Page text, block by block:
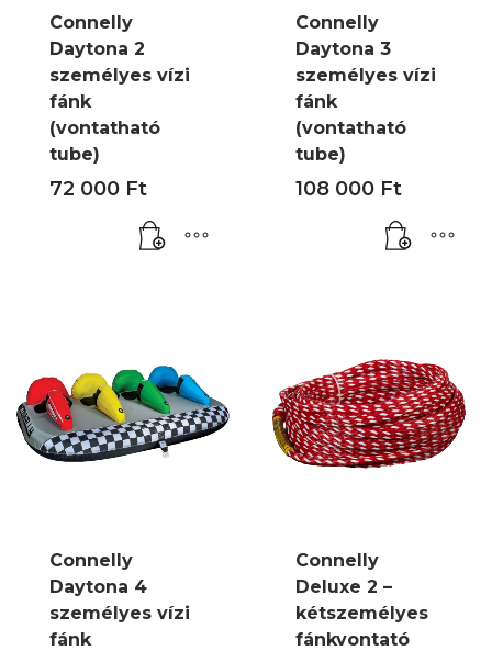
Connelly
Daytona 2
személyes vízi
fánk
(vontatható
tube)
72 000 Ft
Connelly
Daytona 3
személyes vízi
fánk
(vontatható
tube)
108 000 Ft
Connelly
Daytona 4
személyes vízi
fánk
Connelly
Deluxe 2 –
kétszemélyes
fánkvontató